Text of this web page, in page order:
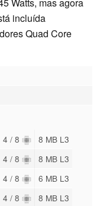
incluída
Quad Core
4 / 8 8 MB L3
4 / 8 8 MB L3
4 / 8 6 MB L3
4 / 8 8 MB L3